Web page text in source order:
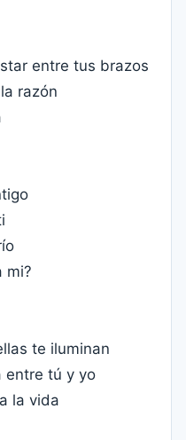
entre tus brazos
razón
mi?
te iluminan
entre tú y yo
la vida